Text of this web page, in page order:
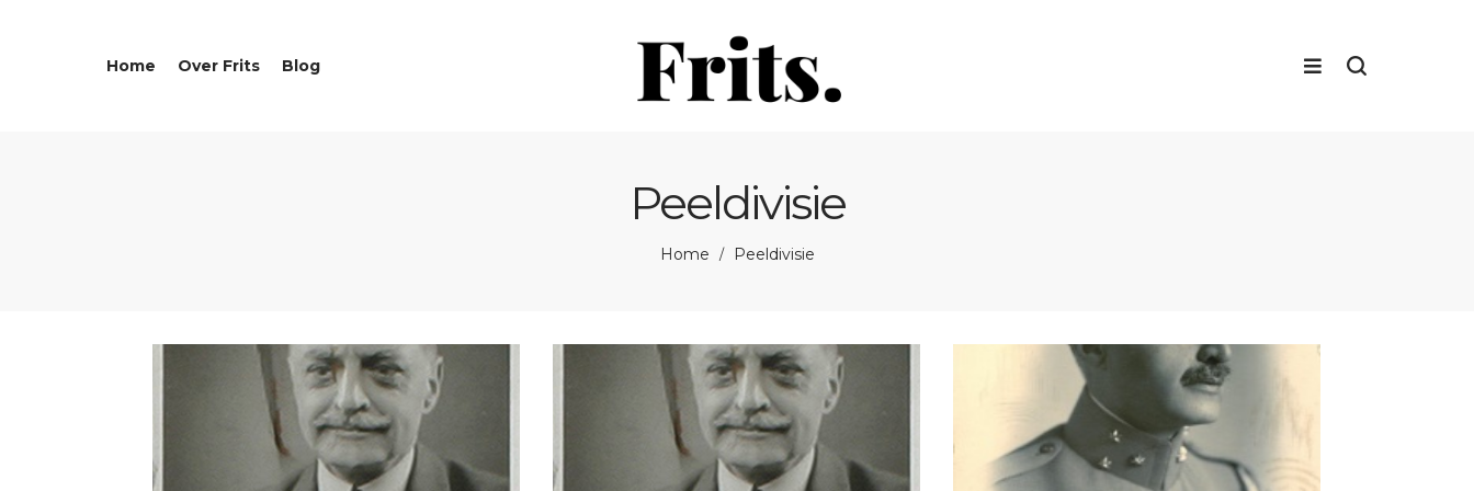
Home Over Frits Blog
Peeldivisie
Home / Peeldivisie